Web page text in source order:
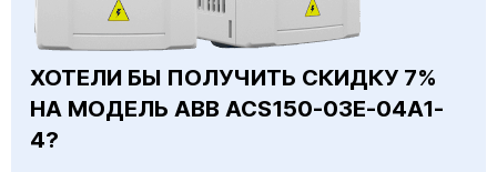
ХОТЕЛИ БЫ ПОЛУЧИТЬ СКИДКУ 7%
НА МОДЕЛЬ ABB ACS150-03E-04A1-
4?